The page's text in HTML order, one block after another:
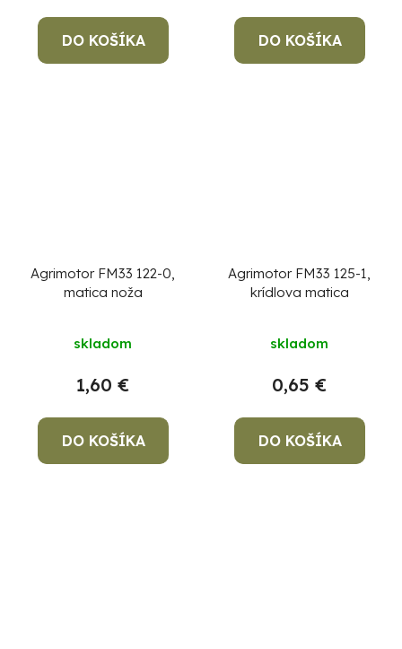
DO KOŠÍKA DO KOŠÍKA
Agrimotor FM33 122-0,
matica noža
skladom
1,60 €
DO KOŠÍKA
Agrimotor FM33 125-1,
krídlova matica
skladom
0,65 €
DO KOŠÍKA